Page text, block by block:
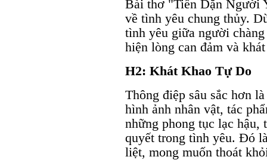
Bài thơ "Tiễn Dặn Người
về tình yêu chung thủy.
tình yêu giữa người
hiện lòng can đảm và
H2: Khát Khao Tự Do
Thông điệp sâu sắc hơn
hình ảnh nhân vật, tác
những phong tục lạc hậu,
quyết trong tình yêu. Đó
liệt, mong muốn thoát